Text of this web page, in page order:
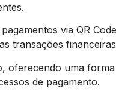
via QR
transações
oferecendo uma
de pagamento.